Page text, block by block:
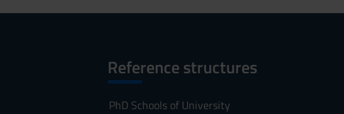
Reference structures
PhD Schools of University